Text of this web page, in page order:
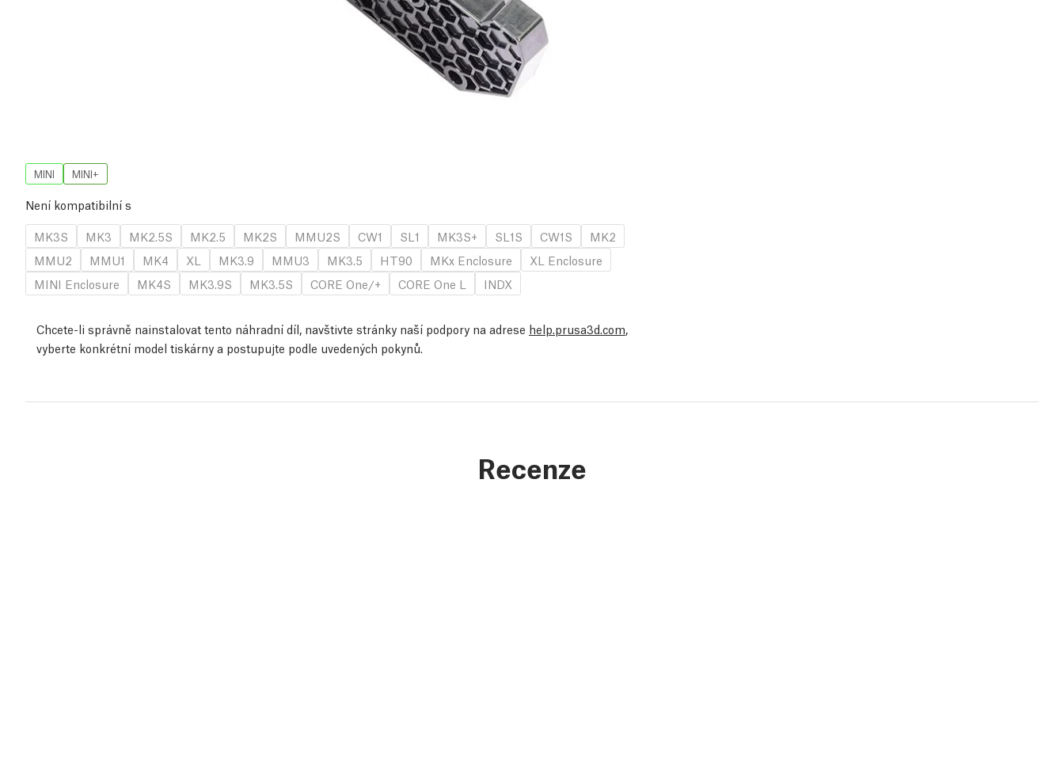
MINI MINI+
Není kompatibilní s
MK3S
MK3 MK2.5S MK2.5 MK2S MMU2S CW1 SL1 MK3S+ SL1S CW1S
MK2
MMU2
MMU1 MK4 XL MK3.9 MMU3 MK3.5 HT90 MKx Enclosure
XL Enclosure
MINI Enclosure
MK4S MK3.9S MK3.5S CORE One/+ CORE One L INDX
Chcete-li správně nainstalovat tento náhradní díl, navštivte stránky naší podpory na adrese help.prusa3d.com,
vyberte konkrétní model tiskárny a postupujte podle uvedených pokynů.
Recenze